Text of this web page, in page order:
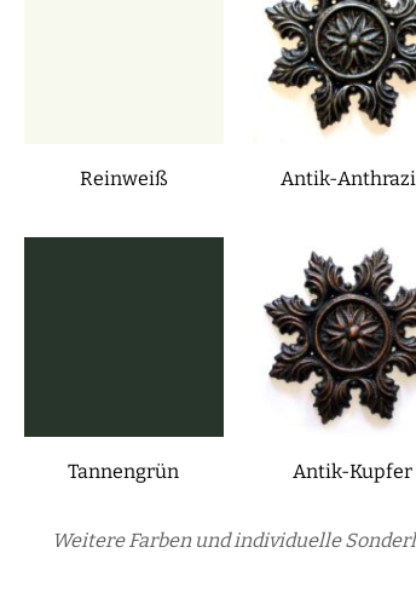
Reinweiß
Tannengrün
Antik-
Antik-Kupfer
Weitere Farben und individuelle